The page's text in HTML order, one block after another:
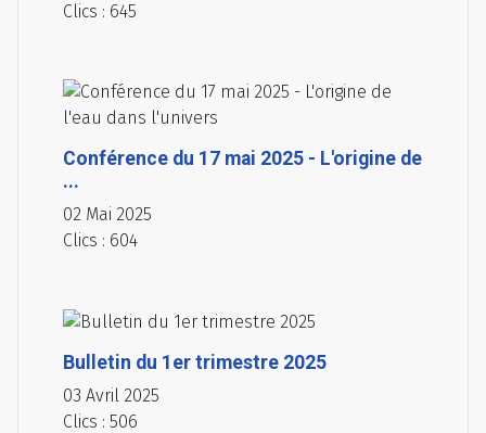
Clics : 645
Conférence du 17 mai 2025 - L'origine de
...
02 Mai 2025
Clics : 604
Bulletin du 1er trimestre 2025
03 Avril 2025
Clics : 506